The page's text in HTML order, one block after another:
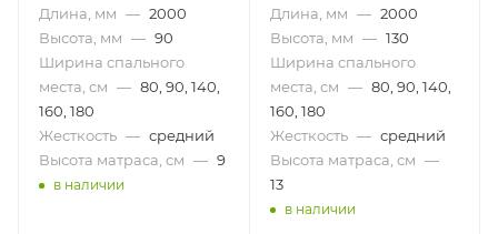
Длина, мм — 2000
Высота, мм — 90
Ширина спального
места, см — 80, 90, 140,
160, 180
Жесткость — средний
Высота матраса, см — 9
в наличии
Длина, мм — 2000
Высота, мм — 130
Ширина спального
места, см — 80, 90, 140,
160, 180
Жесткость — средний
Высота матраса, см —
13
в наличии